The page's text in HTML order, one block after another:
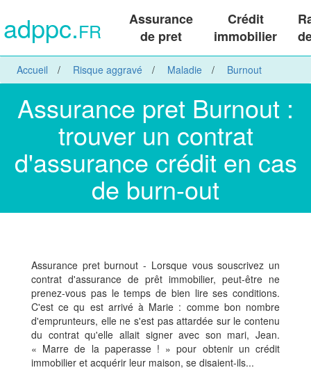
adppc.FR
Assurance
de pret
Crédit
immobilier
Accueil Risque aggravé Maladie Burnout
Assurance pret Burnout :
trouver un contrat
d'assurance crédit en cas
de burn-out
Assurance pret burnout - Lorsque vous souscrivez un
contrat d'assurance de prêt immobilier, peut-être ne
prenez-vous pas le temps de bien lire ses conditions.
C'est ce qu est arrivé à Marie : comme bon nombre
d'emprunteurs, elle ne s'est pas attardée sur le contenu
du contrat qu'elle allait signer avec son mari, Jean.
« Marre de la paperasse ! » pour obtenir un crédit
immobilier et acquérir leur maison, se disaient-ils...